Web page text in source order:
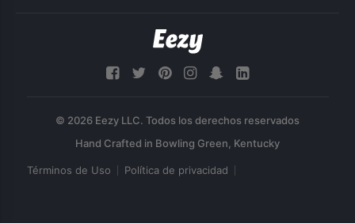
© 2026 Eezy LLC. Todos los derechos reservados
Términos de Uso Política de privacidad